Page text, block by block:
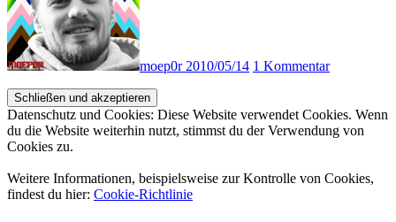
moep0r 2010/05/14 1 Kommentar
Datenschutz und Cookies: Diese Website verwendet Cookies. Wenn
du die Website weiterhin nutzt, stimmst du der Verwendung von
Cookies zu.
Weitere Informationen, beispielsweise zur Kontrolle von Cookies,
findest du hier: Cookie-Richtlinie